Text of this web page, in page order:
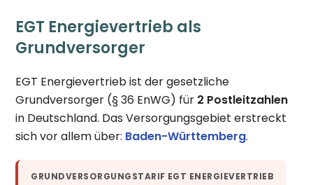
EGT Energievertrieb als
Grundversorger
EGT Energievertrieb ist der gesetzliche
Grundversorger (§ 36 EnWG) für 2 Postleitzahlen
in Deutschland. Das Versorgungsgebiet erstreckt
sich vor allem über: Baden-Württemberg.
GRUNDVERSORGUNGSTARIF EGT ENERGIEVERTRIEB